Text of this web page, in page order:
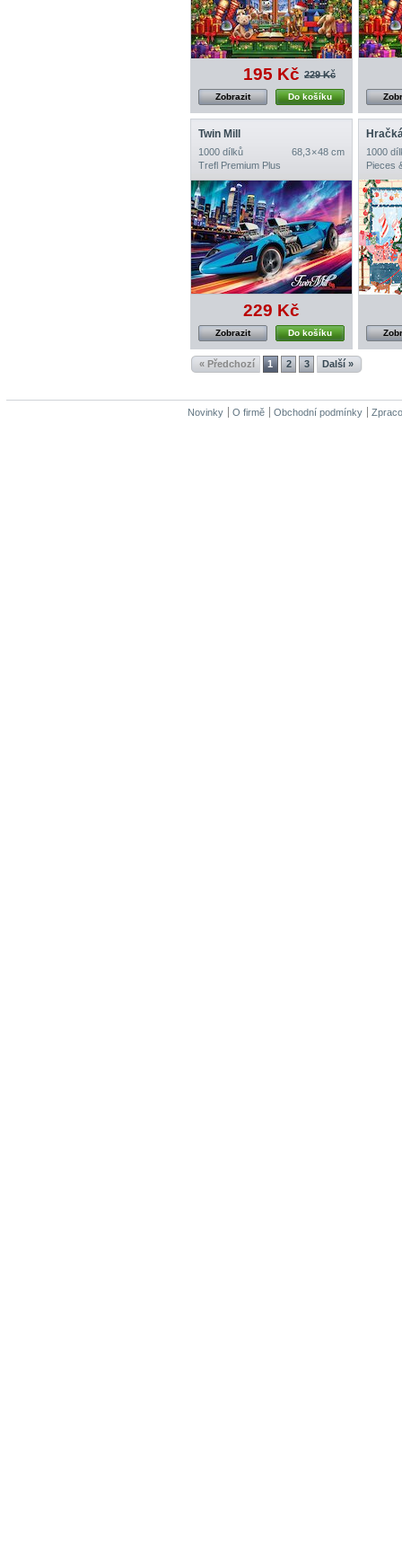
195 Kč 229 Kč
Do košíku
Zobrazit
Twin Mill
1000 dílků
68,3 × 48 cm
Trefl Premium Plus
229 Kč
Do košíku
Zobrazit
1000
Pieces
« Předchozí 1 2 3 Další »
Novinky O firmě Obchodní podmínky